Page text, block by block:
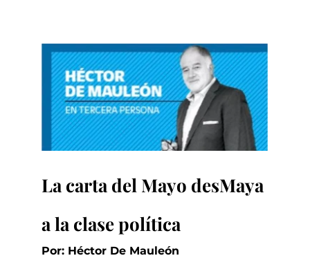
La carta del Mayo desMaya
a la clase política
Por: Héctor De Mauleón